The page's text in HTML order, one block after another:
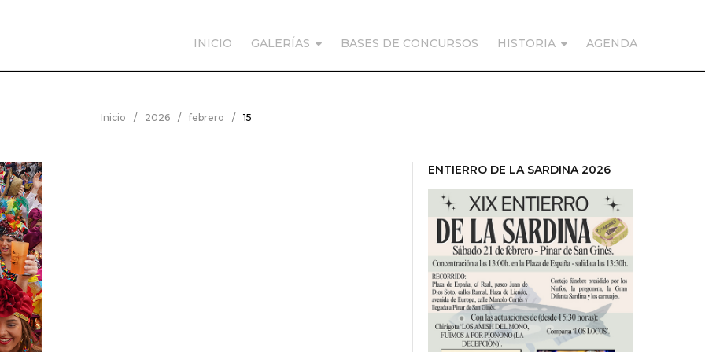
INICIO GALERÍAS BASES DE CONCURSOS HISTORIA AGENDA
Inicio / 2026 / febrero / 15
ENTIERRO DE LA SARDINA 2026